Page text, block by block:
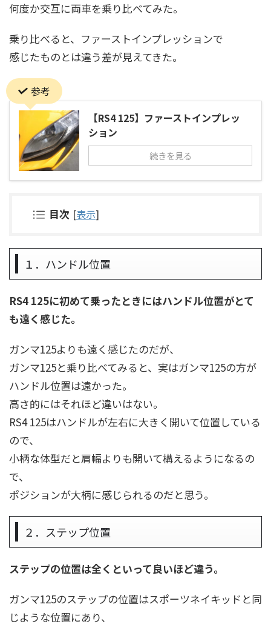
何度か交互に両車を乗り比べてみた。
乗り比べると、ファーストインプレッションで
感じたものとは違う差が見えてきた。
参考
【RS4 125】ファーストインプレッ
ション
続きを見る
目次 [表示]
１．ハンドル位置
RS4 125に初めて乗ったときにはハンドル位置がとて
も遠く感じた。
ガンマ125よりも遠く感じたのだが、
ガンマ125と乗り比べてみると、実はガンマ125の方が
ハンドル位置は遠かった。
高さ的にはそれほど違いはない。
RS4 125はハンドルが左右に大きく開いて位置している
ので、
小柄な体型だと肩幅よりも開いて構えるようになるの
で、
ポジションが大柄に感じられるのだと思う。
２．ステップ位置
ステップの位置は全くといって良いほど違う。
ガンマ125のステップの位置はスポーツネイキッドと同
じような位置にあり、